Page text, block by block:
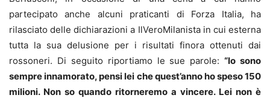
partecipato anche alcuni praticanti di Forza Italia, ha
rilasciato delle dichiarazioni a IlVeroMilanista in cui esterna
tutta la sua delusione per i risultati finora ottenuti dai
rossoneri. Di seguito riportiamo le sue parole:“Io sono
sempre innamorato, pensi lei che quest’anno ho speso 150
milioni. Non so quando ritorneremo a vincere. Lei non è